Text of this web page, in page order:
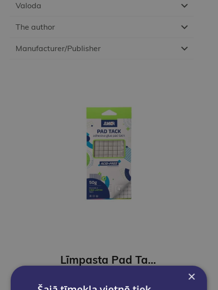
Valoda
The author
Manufacturer/Publisher
Līmpasta Pad Tack, 50g, balta
×